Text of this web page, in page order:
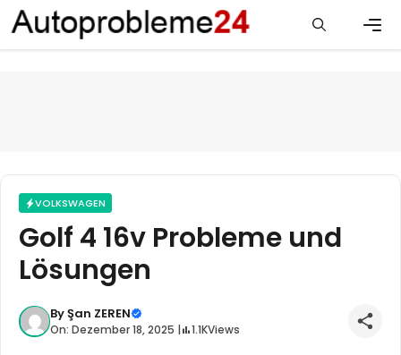
Zum
Inhalt
springen
VOLKSWAGEN
Golf 4 16v Probleme und
Lösungen
ByŞan ZEREN
On: Dezember 18, 2025 | 1.1KViews